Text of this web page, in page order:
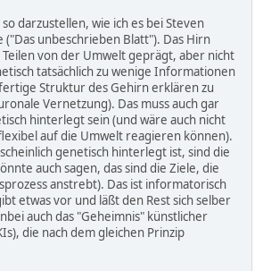
darzustellen, wie ich es bei Steven
("Das unbeschrieben Blatt"). Das Hirn
von der Umwelt geprägt, aber nicht
tatsächlich zu wenige Informationen
Struktur des Gehirn erklären zu
Vernetzung). Das muss auch gar
hinterlegt sein (und wäre auch nicht
auf die Umwelt reagieren können).
genetisch hinterlegt ist, sind die
auch sagen, das sind die Ziele, die
anstrebt). Das ist informatorisch
etwas vor und läßt den Rest sich selber
auch das "Geheimnis" künstlicher
die nach dem gleichen Prinzip